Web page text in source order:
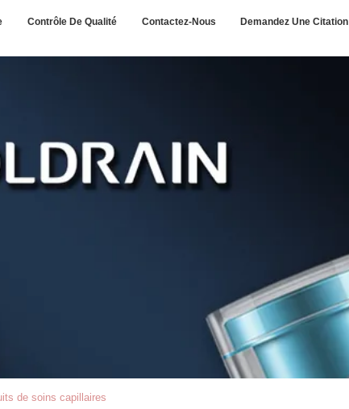
Contrôle De Qualité Contactez-Nous Demandez Une Citation
de soins capillaires